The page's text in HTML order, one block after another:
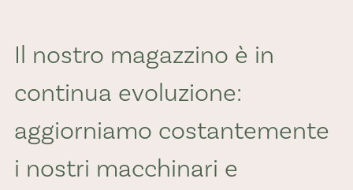
Il nostro magazzino è in
continua evoluzione:
aggiorniamo costantemente
i nostri macchinari e